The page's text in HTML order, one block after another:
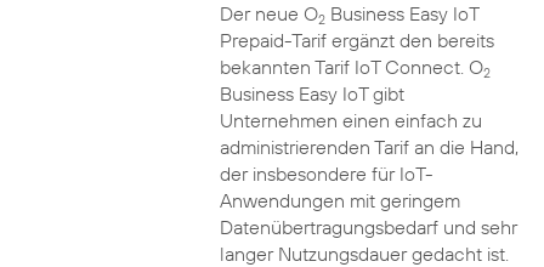
Der neue O2Business Easy IoT
Prepaid-Tarif ergänzt den bereits
bekannten Tarif IoT Connect. O2
Business Easy IoT gibt
Unternehmen einen einfach zu
administrierenden Tarif an die Hand,
der insbesondere für IoT-
Anwendungen mit geringem
Datenübertragungsbedarf und sehr
langer Nutzungsdauer gedacht ist.